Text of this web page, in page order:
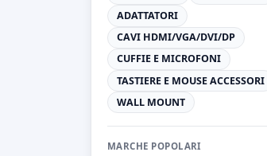
ADATTATORI
CAVI HDMI/VGA/DVI/DP
CUFFIE E MICROFONI
TASTIERE E MOUSE ACCESSORI
WALL MOUNT
MARCHE POPOLARI